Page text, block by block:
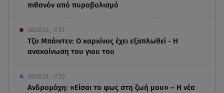
πιθανόν από πυροβολισμό
08.08.26 , 17:32
Τζο Μπάιντεν: Ο καρκίνος έχει εξαπλωθεί - Η
ανακοίνωση του γιου του
08.08.26 , 17:20
Ανδρομάχη: «Είσαι το φως στη ζωή μου» – Η νέα